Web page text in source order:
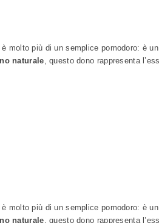
è molto più di un semplice pomodoro: è
naturale , questo dono rappresenta
è molto più di un semplice pomodoro: è
naturale , questo dono rappresenta